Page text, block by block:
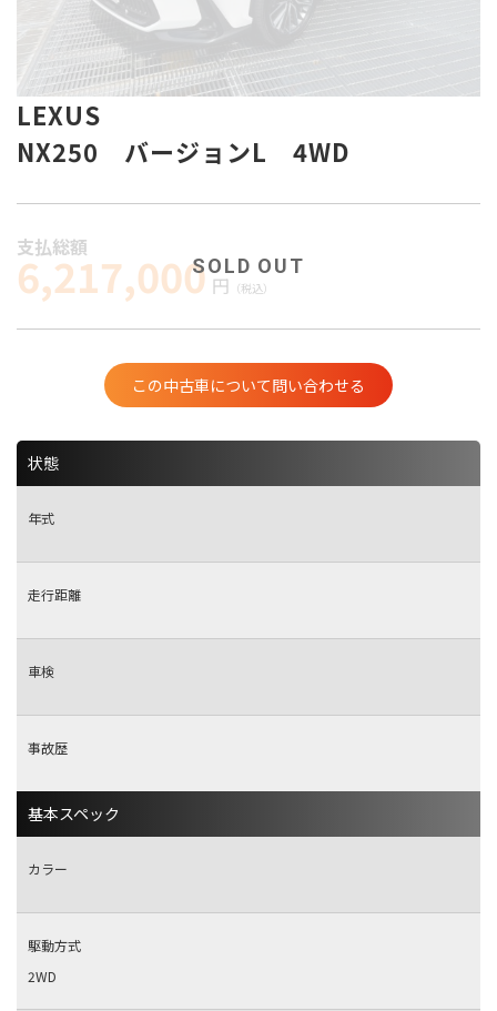
LEXUS
NX250 バージョンL 4WD
支払総額
6,217,000 円 （税込）
この中古車について問い合わせる
状態
年式
走行距離
車検
事故歴
基本スペック
カラー
駆動方式
2WD